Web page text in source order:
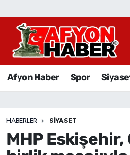
Afyon Haber Spor
HABERLER SIYASET
MHP Eskişehir,
Afyon Haber
Sağlık